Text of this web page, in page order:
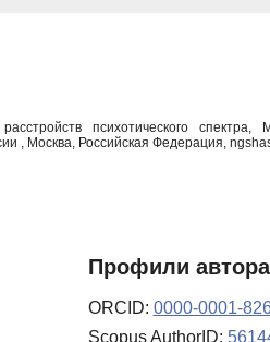
психотического спектра,
, Москва, Российская Федерация,
Профили автора
ORCID: 0000-0001-
Scopus AuthorID: